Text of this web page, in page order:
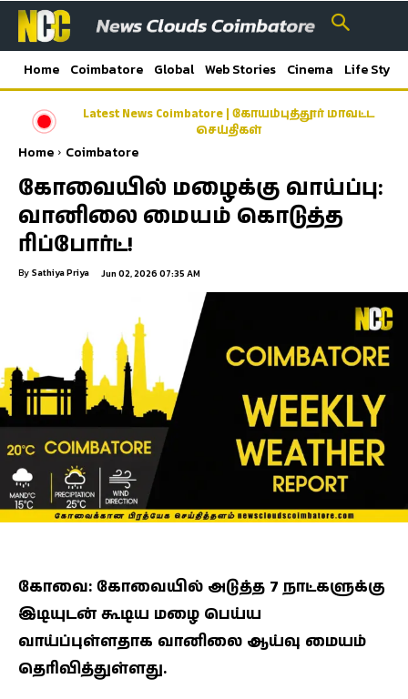
Home Coimbatore Global Web Stories Cinema Life Style
Latest News Coimbatore | கோயம்புத்தூர் மாவட்ட
செய்திகள்
Home Coimbatore
கோவையில் மழைக்கு வாய்ப்பு:
வானிலை மையம் கொடுத்த
ரிப்போர்ட்!
By Sathiya Priya Jun 02, 2026 07:35 AM
கோவை: கோவையில் அடுத்த 7 நாட்களுக்கு
இடியுடன் கூடிய மழை பெய்ய
வாய்ப்புள்ளதாக வானிலை ஆய்வு மையம்
தெரிவித்துள்ளது.